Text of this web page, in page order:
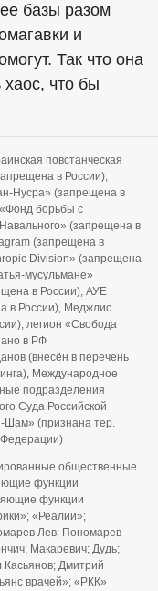
базы разом
и
Так что она
хаос, что бы
повстанческая
в России),
Нусра» (запрещена в
борьбы с
(запрещена в
(запрещена в
Division» (запрещена
мусульмане»
в России), АУЕ
в России), Меджлис
легион «Свобода
в РФ
(внесён в перечень
Международное
подразделения
Суда Российской
Шам» (признана тер.
общественные
функции
функции
«Реалии»;
Лев; Пономарев
Макаревич; Дудь;
Дмитрий
врачей»; «РКК»